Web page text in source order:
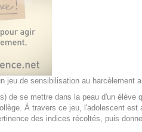
jeu de sensibilisation au harcèlement
de se mettre dans la peau d'un
À travers ce jeu, l'adolescent
des indices récoltés, puis